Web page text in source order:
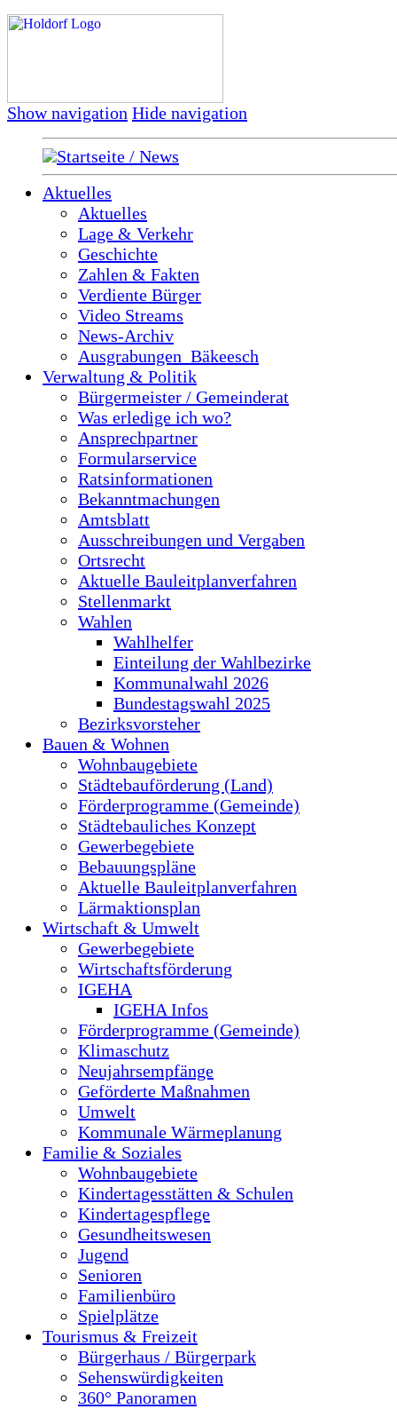
Show navigation Hide navigation
Startseite / News
Aktuelles
Aktuelles
Lage & Verkehr
Geschichte
Zahlen & Fakten
Verdiente Bürger
Video Streams
News-Archiv
Ausgrabungen_Bäkeesch
Verwaltung & Politik
Bürgermeister / Gemeinderat
Was erledige ich wo?
Ansprechpartner
Formularservice
Ratsinformationen
Bekanntmachungen
Amtsblatt
Ausschreibungen und Vergaben
Ortsrecht
Aktuelle Bauleitplanverfahren
Stellenmarkt
Wahlen
Wahlhelfer
Einteilung der Wahlbezirke
Kommunalwahl 2026
Bundestagswahl 2025
Bezirksvorsteher
Bauen & Wohnen
Wohnbaugebiete
Städtebauförderung (Land)
Förderprogramme (Gemeinde)
Städtebauliches Konzept
Gewerbegebiete
Bebauungspläne
Aktuelle Bauleitplanverfahren
Lärmaktionsplan
Wirtschaft & Umwelt
Gewerbegebiete
Wirtschaftsförderung
IGEHA
IGEHA Infos
Förderprogramme (Gemeinde)
Klimaschutz
Neujahrsempfänge
Geförderte Maßnahmen
Umwelt
Kommunale Wärmeplanung
Familie & Soziales
Wohnbaugebiete
Kindertagesstätten & Schulen
Kindertagespflege
Gesundheitswesen
Jugend
Senioren
Familienbüro
Spielplätze
Tourismus & Freizeit
Bürgerhaus / Bürgerpark
Sehenswürdigkeiten
360° Panoramen